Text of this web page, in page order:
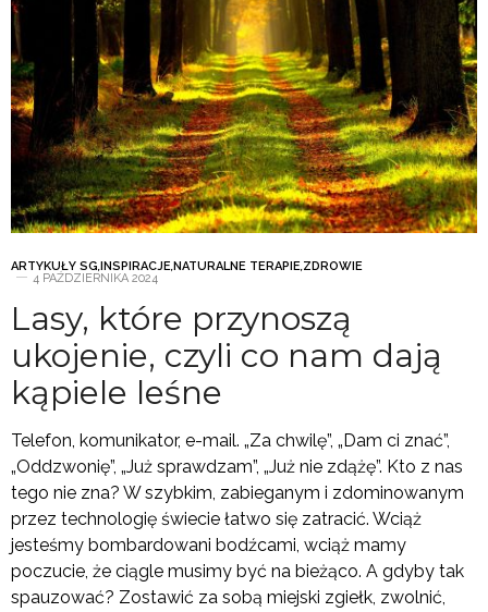
ARTYKUŁY SG, INSPIRACJE,NATURALNE TERAPIE,ZDROWIE
4 PAŹDZIERNIKA 2024
Lasy, które przynoszą
ukojenie, czyli co nam dają
kąpiele leśne
Telefon, komunikator, e-mail. „Za chwilę”, „Dam ci znać”,
„Oddzwonię”, „Już sprawdzam”, „Już nie zdążę”. Kto z nas
tego nie zna? W szybkim, zabieganym i zdominowanym
przez technologię świecie łatwo się zatracić. Wciąż
jesteśmy bombardowani bodźcami, wciąż mamy
poczucie, że ciągle musimy być na bieżąco. A gdyby tak
spauzować? Zostawić za sobą miejski zgiełk, zwolnić,